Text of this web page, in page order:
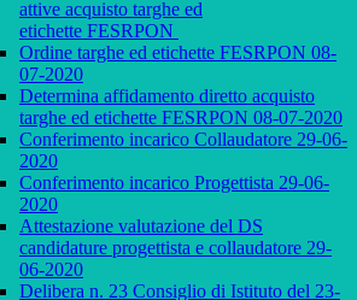
attive acquisto targhe ed
etichette FESRPON
Ordine targhe ed etichette FESRPON 08-
07-2020
Determina affidamento diretto acquisto
targhe ed etichette FESRPON 08-07-2020
Conferimento incarico Collaudatore 29-06-
2020
Conferimento incarico Progettista 29-06-
2020
Attestazione valutazione del DS
candidature progettista e collaudatore 29-
06-2020
Delibera n. 23 Consiglio di Istituto del 23-